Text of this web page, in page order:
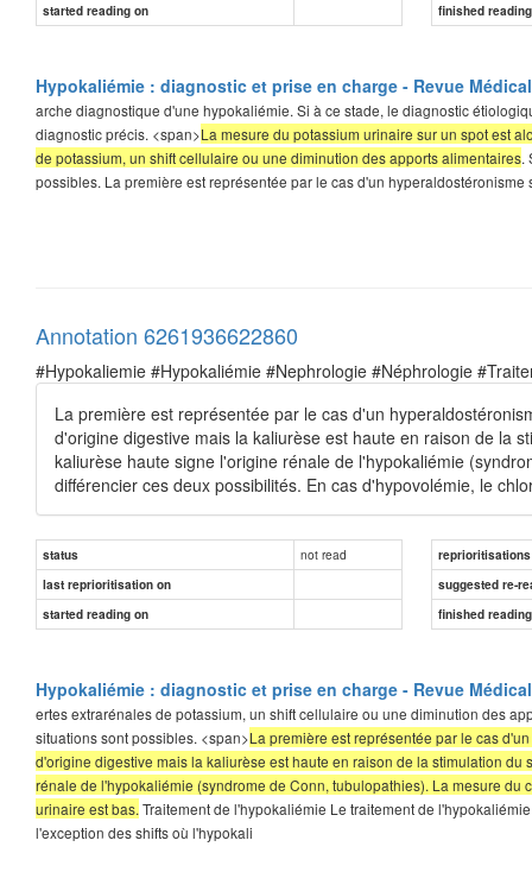
started reading on
finished
Hypokaliémie : diagnostic et prise en charge - Revue
arche diagnostique d'une hypokaliémie. Si à ce stade, le diagnostic
diagnostic précis. <span>La mesure du potassium urinaire sur un spot est
de potassium, un shift cellulaire ou une diminution des apports alimentaires.
possibles. La première est représentée par le cas d'un
Annotation 6261936622860
#Hypokaliemie #Hypokaliémie #Nephrologie #Néphrologie
La première est représentée par le cas d'un
d'origine digestive mais la kaliurèse est haute en raison de la
kaliurèse haute signe l'origine rénale de l'hypokaliémie
différencier ces deux possibilités. En cas d'hypovolémie, le
status not read
reprioritisations
last reprioritisation on
suggested re-
started reading on
finished
Hypokaliémie : diagnostic et prise en charge - Revue
ertes extrarénales de potassium, un shift cellulaire ou une diminution des
situations sont possibles. <span>La première est représentée par le cas
d'origine digestive mais la kaliurèse est haute en raison de la stimulation
rénale de l'hypokaliémie (syndrome de Conn, tubulopathies). La mesure
urinaire est bas. Traitement de l'hypokaliémie Le traitement de
l'exception des shifts où l'hypokali